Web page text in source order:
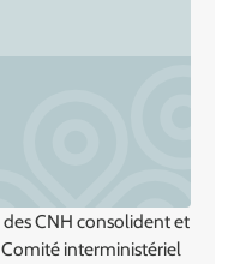
des CNH consolident et
interministériel